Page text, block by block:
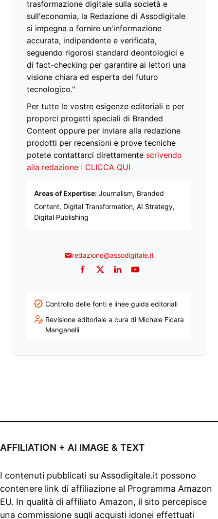
trasformazione digitale sulla società e
sull'economia, la Redazione di Assodigitale
si impegna a fornire un'informazione
accurata, indipendente e verificata,
seguendo rigorosi standard deontologici e
di fact-checking per garantire ai lettori una
visione chiara ed esperta del futuro
tecnologico."
Per tutte le vostre esigenze editoriali e per
proporci progetti speciali di Branded
Content oppure per inviare alla redazione
prodotti per recensioni e prove tecniche
potete contattarci direttamente scrivendo
alla redazione : CLICCA QUI
Areas of Expertise: Journalism, Branded
Content, Digital Transformation, AI Strategy,
Digital Publishing
redazione@assodigitale.it
Facebook
TwitterLinkedInYouTube
Controllo delle fonti e linee guida editoriali
Revisione editoriale a cura di Michele Ficara
Manganelli
AFFILIATION + AI IMAGE & TEXT
I contenuti pubblicati su Assodigitale.it possono
contenere link di affiliazione al Programma Amazon
EU. In qualità di affiliato Amazon, il sito percepisce
una commissione sugli acquisti idonei effettuati